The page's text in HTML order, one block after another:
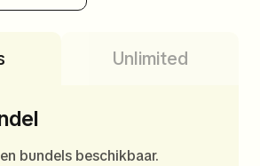
Unlimited
bundels beschikbaar.